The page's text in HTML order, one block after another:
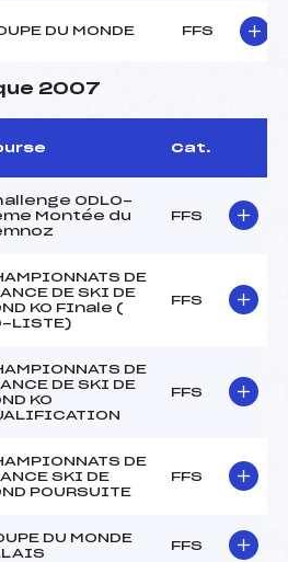
DU MONDE FFS
2007
Cat.
ODLO-
Montée du
FFS
DE
DE SKI DE
KO FInale (
LISTE)
FFS
DE
DE SKI DE
KO
FFS
DE
SKI DE
POURSUITE
FFS
DU MONDE
FFS